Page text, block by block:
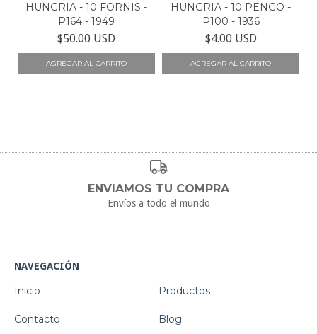
HUNGRIA - 10 FORNIS -
P164 - 1949
$50.00 USD
HUNGRIA - 10 PENGO -
P100 - 1936
$4.00 USD
ENVIAMOS TU COMPRA
Envíos a todo el mundo
NAVEGACIÓN
Inicio Productos
Contacto Blog